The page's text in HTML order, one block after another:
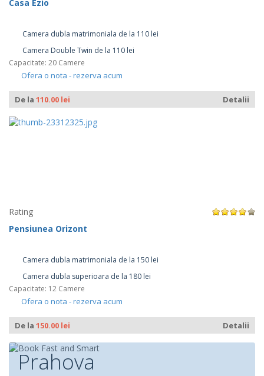
Casa Ezio
Camera dubla matrimoniala de la 110 lei
Camera Double Twin de la 110 lei
Capacitate: 20 Camere
Ofera o nota - rezerva acum
De la 110.00 lei Detalii
Rating
Pensiunea Orizont
Camera dubla matrimoniala de la 150 lei
Camera dubla superioara de la 180 lei
Capacitate: 12 Camere
Ofera o nota - rezerva acum
De la 150.00 lei Detalii
Prahova